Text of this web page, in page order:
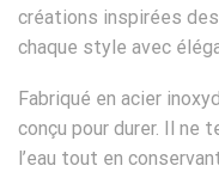
créations inspirées
chaque style avec
Fabriqué en acier
conçu pour durer. Il ne
l’eau tout en